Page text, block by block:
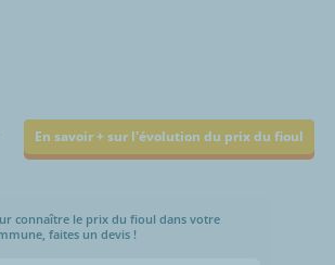
En savoir + sur l'évolution du prix du fioul
connaître le prix du fioul dans votre
faites un devis !